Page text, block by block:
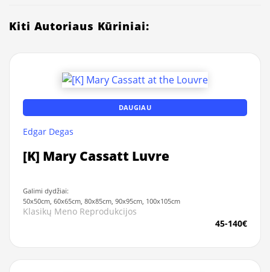
Kiti Autoriaus Kūriniai:
DAUGIAU
Edgar Degas
[K] Mary Cassatt Luvre
Galimi dydžiai:
50x50cm, 60x65cm, 80x85cm, 90x95cm, 100x105cm
Klasikų Meno Reprodukcijos
45-140€